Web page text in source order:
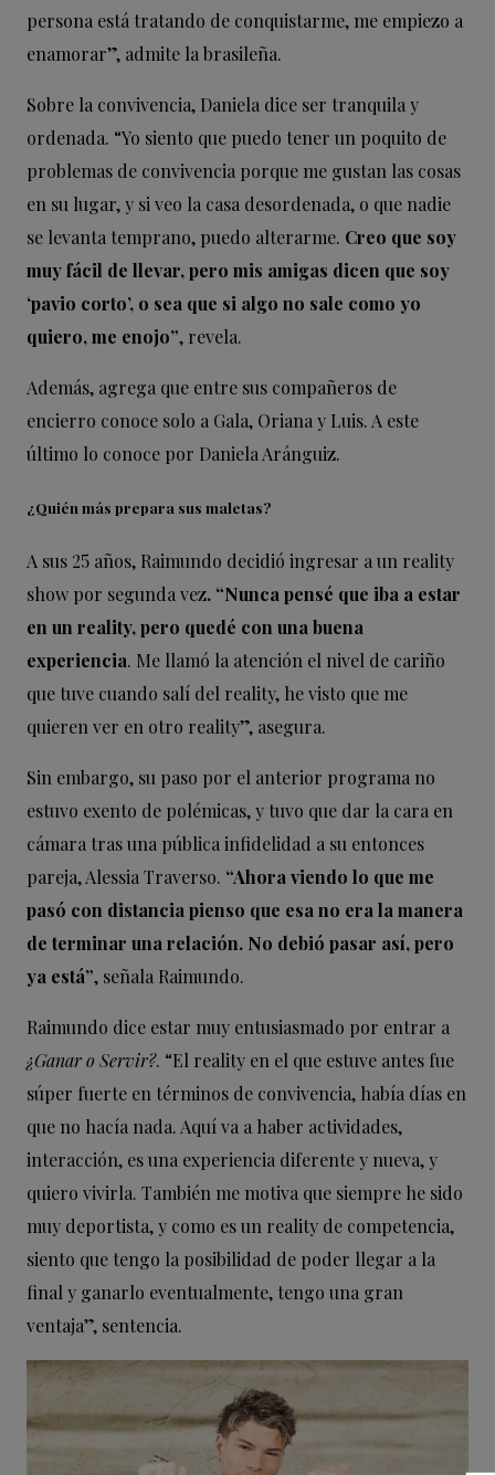
persona está tratando de conquistarme, me empiezo a
enamorar”, admite la brasileña.
Sobre la convivencia, Daniela dice ser tranquila y
ordenada. “Yo siento que puedo tener un poquito de
problemas de convivencia porque me gustan las cosas
en su lugar, y si veo la casa desordenada, o que nadie
se levanta temprano, puedo alterarme. Creo que soy
muy fácil de llevar, pero mis amigas dicen que soy
‘pavio corto’, o sea que si algo no sale como yo
quiero, me enojo”, revela.
Además, agrega que entre sus compañeros de
encierro conoce solo a Gala, Oriana y Luis. A este
último lo conoce por Daniela Aránguiz.
¿Quién más prepara sus maletas?
A sus 25 años, Raimundo decidió ingresar a un reality
show por segunda vez. “Nunca pensé que iba a estar
en un reality, pero quedé con una buena
experiencia. Me llamó la atención el nivel de cariño
que tuve cuando salí del reality, he visto que me
quieren ver en otro reality”, asegura.
Sin embargo, su paso por el anterior programa no
estuvo exento de polémicas, y tuvo que dar la cara en
cámara tras una pública infidelidad a su entonces
pareja, Alessia Traverso. “Ahora viendo lo que me
pasó con distancia pienso que esa no era la manera
de terminar una relación. No debió pasar así, pero
ya está”, señala Raimundo.
Raimundo dice estar muy entusiasmado por entrar a
¿Ganar o Servir?. “El reality en el que estuve antes fue
súper fuerte en términos de convivencia, había días en
que no hacía nada. Aquí va a haber actividades,
interacción, es una experiencia diferente y nueva, y
quiero vivirla. También me motiva que siempre he sido
muy deportista, y como es un reality de competencia,
siento que tengo la posibilidad de poder llegar a la
final y ganarlo eventualmente, tengo una gran
ventaja”, sentencia.